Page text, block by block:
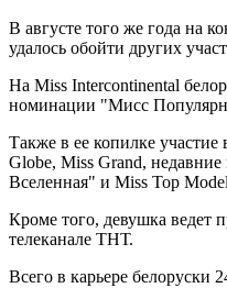
В августе того же года на
удалось обойти других
На Miss Intercontinental
номинации "Мисс
Также в ее копилке
Globe, Miss Grand,
Вселенная" и Miss Top
Кроме того, девушка ведет
телеканале ТНТ.
Всего в карьере белоруски